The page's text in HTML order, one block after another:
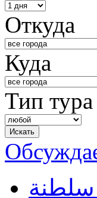
Откуда
Куда
Тип тура
سلطنة